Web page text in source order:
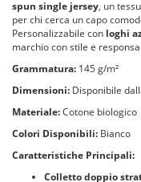
spun single jersey, un
per chi cerca un capo
Personalizzabile con loghi
marchio con stile e
Grammatura: 145 g/m²
Dimensioni: Disponibile
Materiale:Cotone biologico
Colori Disponibili: Bianco
Caratteristiche Principali:
Colletto doppio